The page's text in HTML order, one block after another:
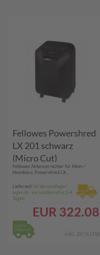
Fellowes Powershred
LX 201 schwarz
(Micro Cut)
Aktenvernichter und
Zubehör
Fellowes Aktenvernichter für Klein-/
Heimbüro: Powershred LX...
Lieferzeit: Im Versandlager
lagernd - versandbereit in 3-4
Tagen
EUR 322.08
inkl. 20 % USt